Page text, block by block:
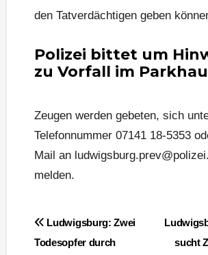
den Tatverdächtigen geben
Polizei bittet um
zu Vorfall im
Zeugen werden gebeten, sich
Telefonnummer 07141 18-5353
Mail an
melden.
Beitragsnavigation
sucht
Ludwigsburg: Zwei
Todesopfer durch